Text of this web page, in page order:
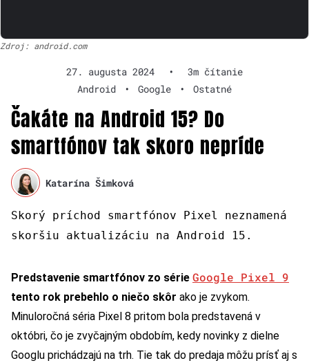
Zdroj: android.com
27. augusta 2024 •
3m čítanie
Android
• Google • Ostatné
Čakáte na Android 15? Do
smartfónov tak skoro nepríde
Katarína Šimková
Skorý príchod smartfónov Pixel neznamená
skoršiu aktualizáciu na Android 15.
Predstavenie smartfónov zo série Google Pixel 9
tento rok prebehlo o niečo skôr ako je zvykom.
Minuloročná séria Pixel 8 pritom bola predstavená v
októbri, čo je zvyčajným obdobím, kedy novinky z dielne
Googlu prichádzajú na trh. Tie tak do predaja môžu prísť aj s